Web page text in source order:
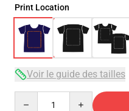
Print Location
Voir le guide des tailles